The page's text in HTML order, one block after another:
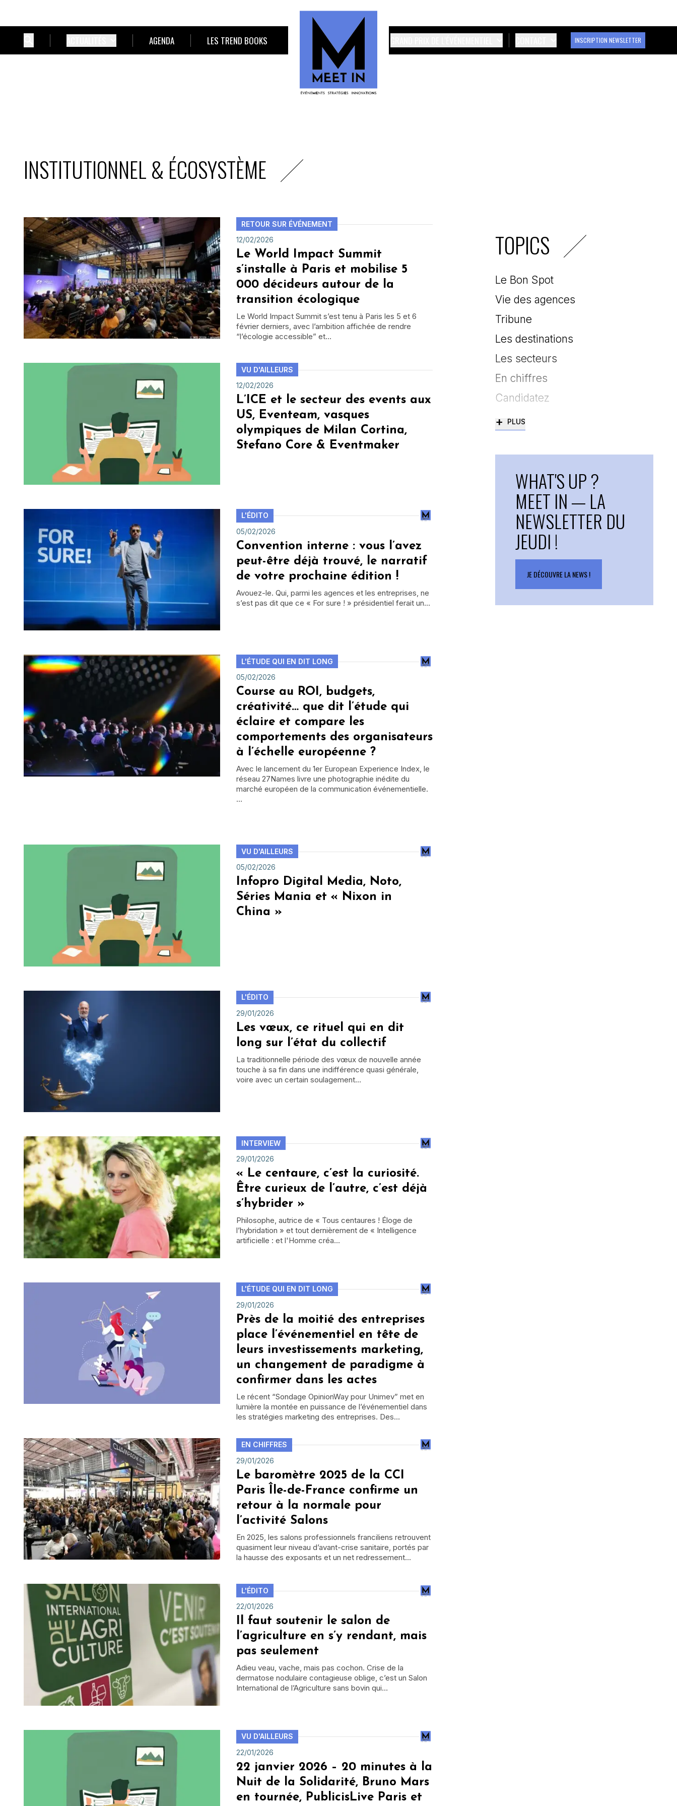
AGENDA LES TREND BOOKS INSCRIPTION NEWSLETTER
INSTITUTIONNEL & ÉCOSYSTÈME
RETOUR SUR ÉVÉNEMENT
12/02/2026
Le World Impact Summit
s’installe à Paris et mobilise 5
000 décideurs autour de la
transition écologique
Le World Impact Summit s’est tenu à Paris les 5 et 6
février derniers, avec l’ambition affichée de rendre
“l’écologie accessible” et…
VU D'AILLEURS
12/02/2026
L’ICE et le secteur des events aux
US, Eventeam, vasques
olympiques de Milan Cortina,
Stefano Core & Eventmaker
L'ÉDITO
05/02/2026
Convention interne : vous l’avez
peut-être déjà trouvé, le narratif
de votre prochaine édition !
Avouez-le. Qui, parmi les agences et les entreprises, ne
s’est pas dit que ce « For sure ! » présidentiel ferait un…
L'ÉTUDE QUI EN DIT LONG
05/02/2026
Course au ROI, budgets,
créativité… que dit l’étude qui
éclaire et compare les
comportements des organisateurs
à l’échelle européenne ?
Avec le lancement du 1er European Experience Index, le
réseau 27Names livre une photographie inédite du
marché européen de la communication événementielle.
…
VU D'AILLEURS
05/02/2026
Infopro Digital Media, Noto,
Séries Mania et « Nixon in
China »
L'ÉDITO
29/01/2026
Les vœux, ce rituel qui en dit
long sur l’état du collectif
La traditionnelle période des vœux de nouvelle année
touche à sa fin dans une indifférence quasi générale,
voire avec un certain soulagement…
INTERVIEW
29/01/2026
« Le centaure, c’est la curiosité.
Être curieux de l’autre, c’est déjà
s’hybrider »
Philosophe, autrice de « Tous centaures ! Éloge de
l’hybridation » et tout dernièrement de « Intelligence
artificielle : et l'Homme créa…
L'ÉTUDE QUI EN DIT LONG
29/01/2026
Près de la moitié des entreprises
place l’événementiel en tête de
leurs investissements marketing,
un changement de paradigme à
confirmer dans les actes
Le récent “Sondage OpinionWay pour Unimev” met en
lumière la montée en puissance de l’événementiel dans
les stratégies marketing des entreprises. Des…
EN CHIFFRES
29/01/2026
Le baromètre 2025 de la CCI
Paris Île-de-France confirme un
retour à la normale pour
l’activité Salons
En 2025, les salons professionnels franciliens retrouvent
quasiment leur niveau d’avant-crise sanitaire, portés par
la hausse des exposants et un net redressement…
L'ÉDITO
22/01/2026
Il faut soutenir le salon de
l’agriculture en s’y rendant, mais
pas seulement
Adieu veau, vache, mais pas cochon. Crise de la
dermatose nodulaire contagieuse oblige, c’est un Salon
International de l’Agriculture sans bovin qui…
VU D'AILLEURS
22/01/2026
22 janvier 2026 – 20 minutes à la
Nuit de la Solidarité, Bruno Mars
en tournée, PublicisLive Paris et
TOPICS
Le Bon Spot
Vie des agences
Tribune
Les destinations
Les secteurs
En chiffres
Candidatez
+ PLUS
WHAT'S UP ?
MEET IN — LA
NEWSLETTER DU
JEUDI !
JE DÉCOUVRE LA NEWS !